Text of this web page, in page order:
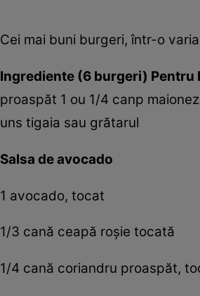
Cei mai buni burgeri, într-o
Ingrediente (6 burgeri) Pentru
proaspăt 1 ou 1/4 canp
uns tigaia sau grătarul
Salsa de avocado
1 avocado, tocat
1/3 cană ceapă roşie tocată
1/4 cană coriandru proaspăt,